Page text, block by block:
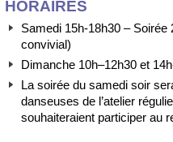
HORAIRES
Samedi 15h-18h30 –
convivial)
Dimanche 10h–12h30 et
La soirée du samedi soir
danseuses de l’atelier
souhaiteraient participer au